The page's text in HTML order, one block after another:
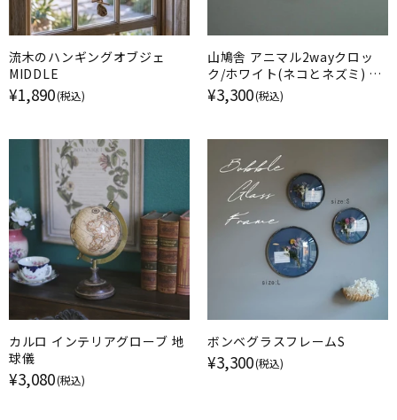
流木のハンギングオブジェ
MIDDLE
¥1,890(税込)
山鳩舎 アニマル2wayクロッ
ク/ホワイト(ネコとネズミ) 壁
掛け時計
¥3,300(税込)
カルロ インテリアグローブ 地
球儀
¥3,080(税込)
ボンベグラスフレームS
¥3,300(税込)